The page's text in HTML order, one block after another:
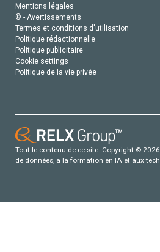
Mentions légales
© - Avertissements
Termes et conditions d'utilisation
Politique rédactionnelle
Politique publicitaire
Cookie settings
Politique de la vie privée
Tout le contenu de ce site: Copyright ©
de données, a la formation en IA et aux